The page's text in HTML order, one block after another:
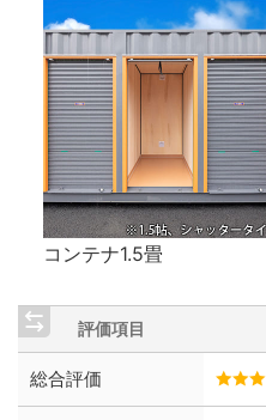
コンテナ1.5畳
評価項目
総合評価